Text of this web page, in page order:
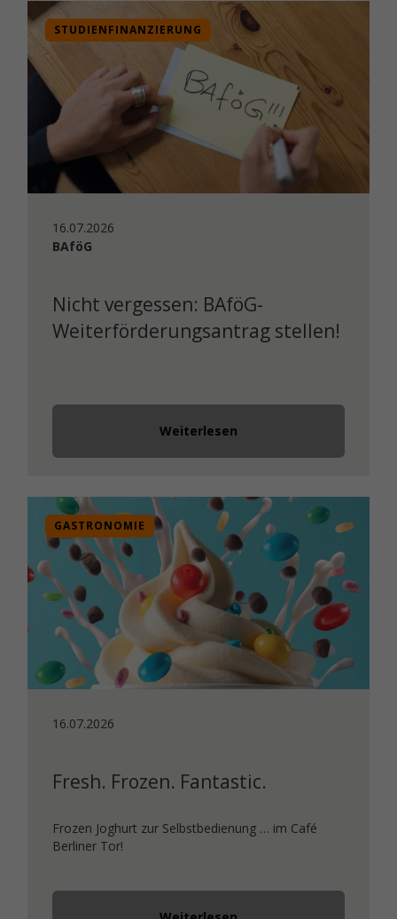
STUDIENFINANZIERUNG
16.07.2026
BAföG
Nicht vergessen: BAföG-
Weiterförderungsantrag stellen!
Weiterlesen
GASTRONOMIE
16.07.2026
Fresh. Frozen. Fantastic.
Frozen Joghurt zur Selbstbedienung … im Café
Berliner Tor!